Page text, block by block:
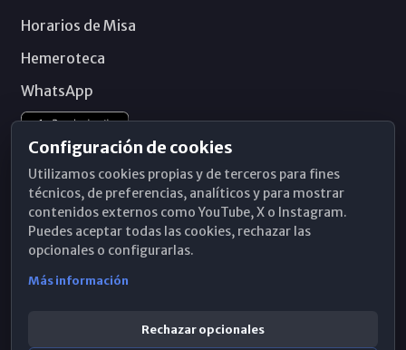
Horarios de Misa
Hemeroteca
WhatsApp
Configuración de cookies
Utilizamos cookies propias y de terceros para fines
técnicos, de preferencias, analíticos y para mostrar
contenidos externos como YouTube, X o Instagram.
Puedes aceptar todas las cookies, rechazar las
opcionales o configurarlas.
Más información
Rechazar opcionales